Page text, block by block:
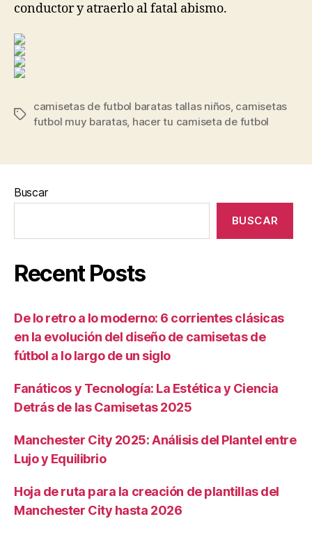
conductor y atraerlo al fatal abismo.
Etiquetas
camisetas de futbol baratas tallas niños, camisetas
futbol muy baratas, hacer tu camiseta de futbol
Buscar
BUSCAR
Recent Posts
De lo retro a lo moderno: 6 corrientes clásicas
en la evolución del diseño de camisetas de
fútbol a lo largo de un siglo
Fanáticos y Tecnología: La Estética y Ciencia
Detrás de las Camisetas 2025
Manchester City 2025: Análisis del Plantel entre
Lujo y Equilibrio
Hoja de ruta para la creación de plantillas del
Manchester City hasta 2026